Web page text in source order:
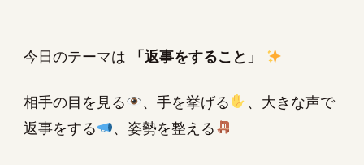
今日のテーマは 「返事をすること」
相手の目を見る 、手を挙げる
、大きな声で
返事をする
、姿勢を整える